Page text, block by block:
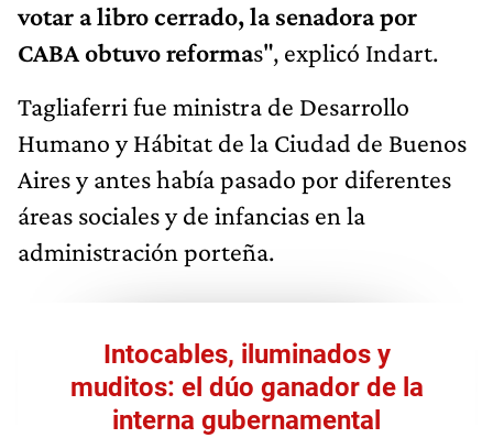
votar a libro cerrado, la senadora por
CABA obtuvo reformas", explicó Indart.
Tagliaferri fue ministra de Desarrollo
Humano y Hábitat de la Ciudad de Buenos
Aires y antes había pasado por diferentes
áreas sociales y de infancias en la
administración porteña.
Intocables, iluminados y
muditos: el dúo ganador de la
interna gubernamental